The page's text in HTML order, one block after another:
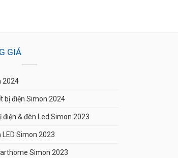
GIÁ
2024
bị điện Simon 2024
điện & đèn Led Simon 2023
Simon 2023
Simon 2023